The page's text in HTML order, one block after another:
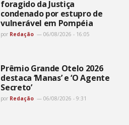
foragido da Justiça
condenado por estupro de
vulnerável em Pompéia
por Redação 06/08/2026 - 16:05
Prêmio Grande Otelo 2026
destaca ‘Manas’ e ‘O Agente
Secreto’
por Redação 06/08/2026 - 9:31